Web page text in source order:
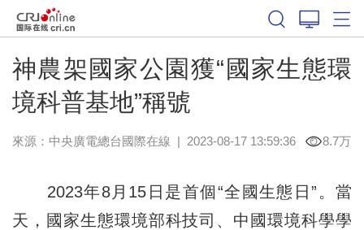
神農架國家公園獲“國家生態環
境科普基地”稱號
來源：中央廣電總台國際在線 | 2023-08-17 13:59:36 8.7万
2023年8月15日是首個“全國生態日”。當
天，國家生態環境部科技司、中國環境科學學